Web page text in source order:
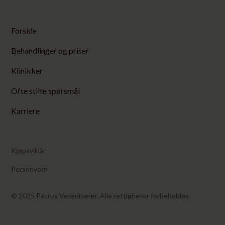
hjem, og gi tilgang på vann i roligere mengder. En
oppkast-episode kan forekomme, men gjentatte
Er litt ustø
Har redusert matlyst
derfor til:
Ingen hopping, løping eller vill lek
Forside
Behandlinger og priser
Klinikker
Ofte stilte spørsmål
Karriere
© 2025 Petrus Veterinærer. Alle rettigheter forbeholdes.
Kjøpsvilkår
Personvern